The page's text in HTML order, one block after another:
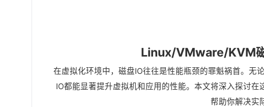
Linux/VMware/KVM
在虚拟化环境中，磁盘IO往往是性能瓶颈的罪魁祸首。无
IO都能显著提升虚拟机和应用的性能。本文将深入探讨
帮助你解决实